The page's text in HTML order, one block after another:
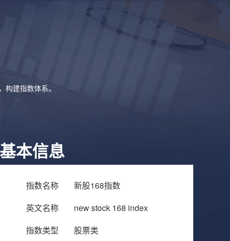
建指数体系。
基本信息
指数名称
新股168指数
英文名称
new stock 168 index
指数类型
股票类